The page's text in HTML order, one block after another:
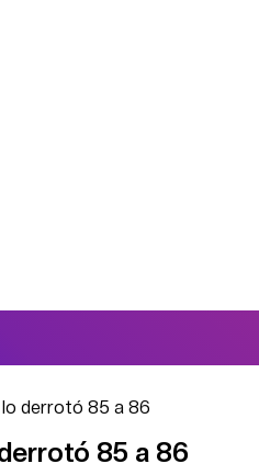
lo derrotó 85 a 86
85 a 86